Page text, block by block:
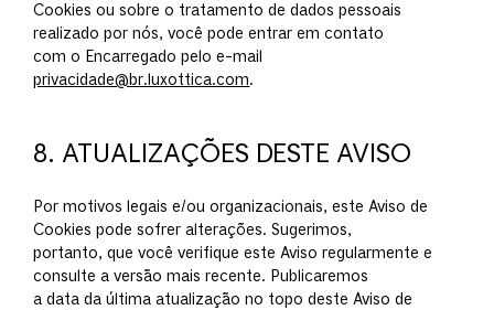
Cookies ou sobre o tratamento de dados pessoais
realizado por nós, você pode entrar em contato
com o Encarregado pelo e-mail
privacidade@br.luxottica.com.
8. ATUALIZAÇÕES DESTE AVISO
Por motivos legais e/ou organizacionais, este Aviso de
Cookies pode sofrer alterações. Sugerimos,
portanto, que você verifique este Aviso regularmente e
consulte a versão mais recente. Publicaremos
a data da última atualização no topo deste Aviso de